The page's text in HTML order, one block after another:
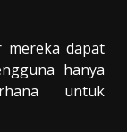
mereka dapat
hanya
untuk